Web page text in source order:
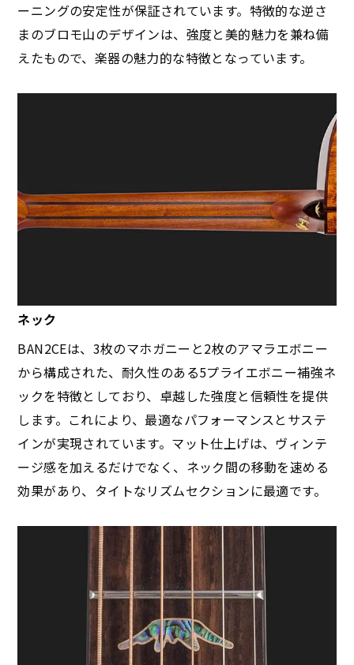
ーニングの安定性が保証されています。特徴的な逆さ
まのブロモ山のデザインは、強度と美的魅力を兼ね備
えたもので、楽器の魅力的な特徴となっています。
ネック
BAN2CEは、3枚のマホガニーと2枚のアマラエボニー
から構成された、耐久性のある5プライエボニー補強ネ
ックを特徴としており、卓越した強度と信頼性を提供
します。これにより、最適なパフォーマンスとサステ
インが実現されています。マット仕上げは、ヴィンテ
ージ感を加えるだけでなく、ネック間の移動を速める
効果があり、タイトなリズムセクションに最適です。